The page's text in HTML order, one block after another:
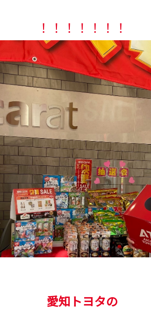
！！！！！！！
愛知トヨタの